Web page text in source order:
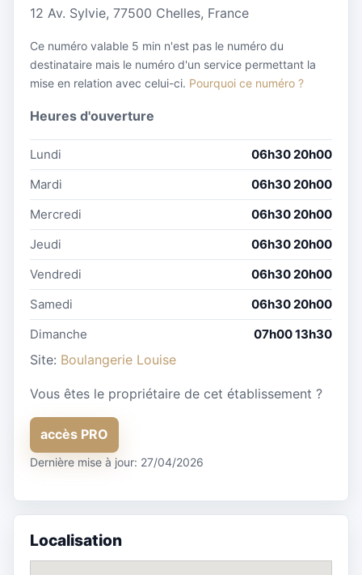
12 Av. Sylvie, 77500 Chelles, France
Ce numéro valable 5 min n'est pas le numéro du
destinataire mais le numéro d'un service permettant la
mise en relation avec celui-ci. Pourquoi ce numéro ?
Heures d'ouverture
Lundi
06h30 20h00
Mardi
06h30 20h00
Mercredi
06h30 20h00
Jeudi
06h30 20h00
Vendredi
06h30 20h00
Samedi
06h30 20h00
Dimanche
07h00 13h30
Site: Boulangerie Louise
Vous êtes le propriétaire de cet établissement ?
accès PRO
Dernière mise à jour: 27/04/2026
Localisation